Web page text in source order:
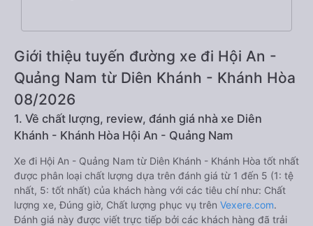
Giới thiệu tuyến đường xe đi Hội An -
Quảng Nam từ Diên Khánh - Khánh Hòa
08/2026
1. Về chất lượng, review, đánh giá nhà xe Diên
Khánh - Khánh Hòa Hội An - Quảng Nam
Xe đi Hội An - Quảng Nam từ Diên Khánh - Khánh Hòa tốt nhất
được phân loại chất lượng dựa trên đánh giá từ 1 đến 5 (1: tệ
nhất, 5: tốt nhất) của khách hàng với các tiêu chí như: Chất
lượng xe, Đúng giờ, Chất lượng phục vụ trên Vexere.com.
Đánh giá này được viết trực tiếp bởi các khách hàng đã trải